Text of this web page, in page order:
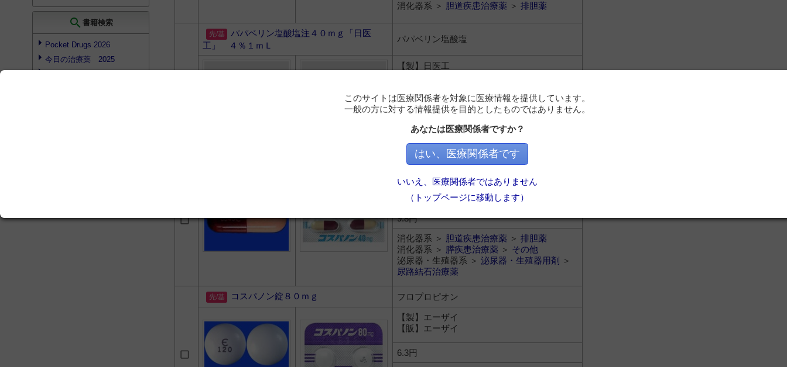
search 書籍検索
Pocket Drugs 2026
今日の治療薬 2025
消化器系 ＞ 胆道疾患治療薬 ＞ 排胆薬
パパベリン塩酸塩注４０ｍｇ「日医
工」 ４％１ｍＬ
パパベリン塩酸塩
【製】日医工
104円
循環器系 ＞末梢血管拡張薬＞その他
消化器系 ＞
胆道疾患治療薬 ＞
フロプロピオン
【製】エーザイ
【販】エーザイ
9.8円
消化器系 ＞ 胆道疾患治療薬 ＞ 排胆薬
消化器系 ＞ 膵疾患治療薬 ＞ その他
泌尿器・生殖器系 ＞ 泌尿器・生殖器用剤
＞
尿路結石治療薬
コスパノン錠８０ｍｇ フロプロピオン
【製】エーザイ
【販】エーザイ
6.3円
このサイトは医療関係者を対象に医療情報を提供しています。
一般の方に対する情報提供を目的としたものではありません。
あなたは医療関係者ですか？
はい、医療関係者です
いいえ、医療関係者ではありません
（トップページに移動します）